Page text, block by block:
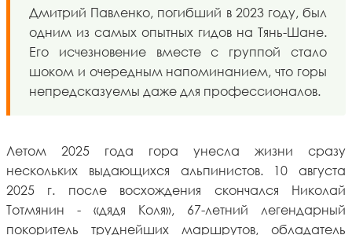
Дмитрий Павленко, погибший в 2023 году, был
одним из самых опытных гидов на Тянь-Шане.
Его исчезновение вместе с группой стало
шоком и очередным напоминанием, что горы
непредсказуемы даже для профессионалов.
Летом 2025 года гора унесла жизни сразу
нескольких выдающихся альпинистов. 10 августа
2025 г. после восхождения скончался Николай
Тотмянин - «дядя Коля», 67-летний легендарный
покоритель труднейших маршрутов, обладатель